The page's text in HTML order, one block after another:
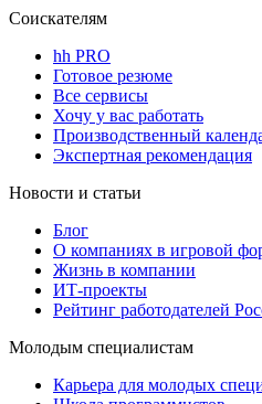
Соискателям
hh PRO
Готовое резюме
Все сервисы
Хочу у вас работать
Производственный
Экспертная рекомендация
Новости и статьи
Блог
О компаниях в игровой
Жизнь в компании
ИТ-проекты
Рейтинг работодателей
Молодым специалистам
Карьера для молодых